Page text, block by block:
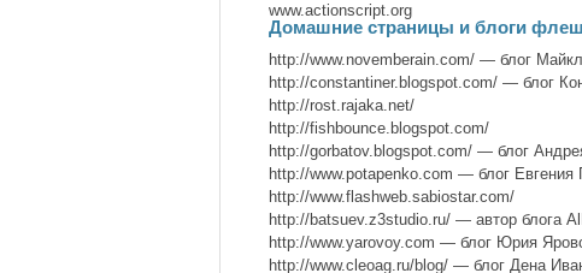
www.actionscript.org
Домашние страницы и блоги
http://www.novemberain.com/ — блог
http://constantiner.blogspot.com/ — блог
http://rost.rajaka.net/
http://fishbounce.blogspot.com/
http://gorbatov.blogspot.com/ — блог
http://www.potapenko.com — блог Евгения
http://www.flashweb.sabiostar.com/
http://batsuev.z3studio.ru/ — автор блога
http://www.yarovoy.com — блог Юрия
http://www.cleoag.ru/blog/ — блог Дена